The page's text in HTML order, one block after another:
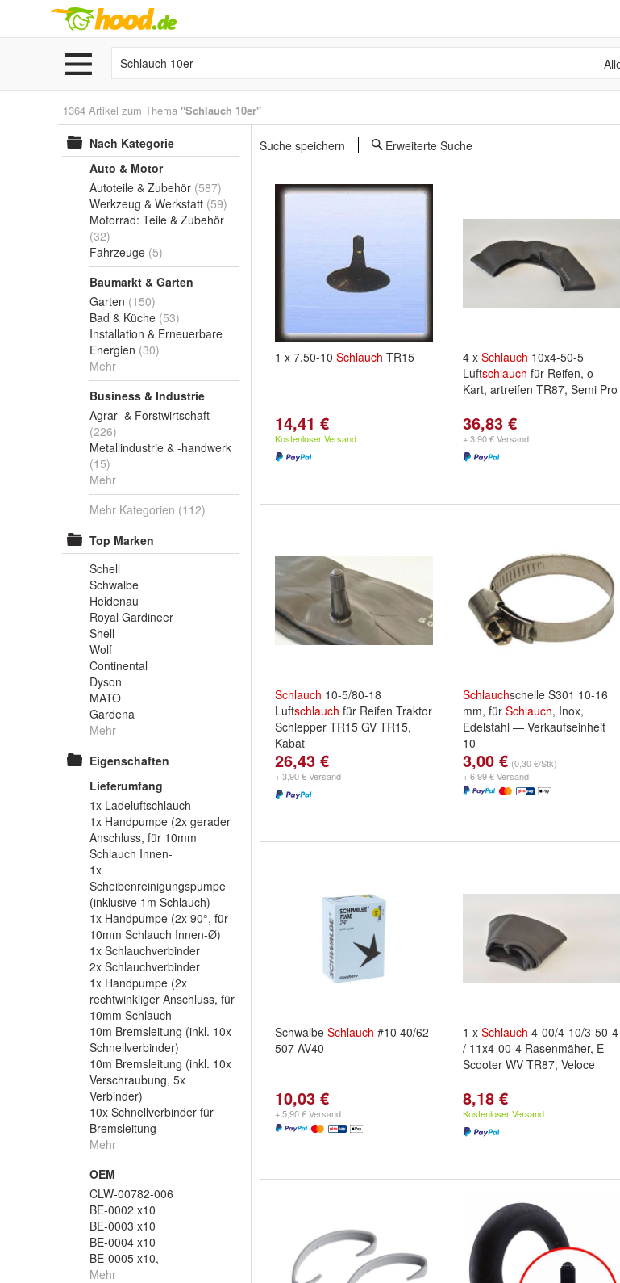
1364 Artikel zum Thema "Schlauch 10er"
Nach Kategorie
Auto & Motor
Autoteile & Zubehör (587)
Werkzeug & Werkstatt (59)
Motorrad: Teile & Zubehör
(32)
Fahrzeuge (5)
Baumarkt & Garten
Garten (150)
Bad & Küche (53)
Installation & Erneuerbare
Energien (30)
Mehr
Business & Industrie
Agrar- & Forstwirtschaft
(226)
Metallindustrie & -handwerk
(15)
Mehr
Mehr Kategorien (112)
Top Marken
Schell
Schwalbe
Heidenau
Royal Gardineer
Shell
Wolf
Continental
Dyson
MATO
Gardena
Mehr
Eigenschaften
Lieferumfang
1x Ladeluftschlauch
1x Handpumpe (2x gerader
Anschluss, für 10mm
Schlauch Innen-
1x
Scheibenreinigungspumpe
(inklusive 1m Schlauch)
1x Handpumpe (2x 90°, für
10mm Schlauch Innen-Ø)
1x Schlauchverbinder
2x Schlauchverbinder
1x Handpumpe (2x
rechtwinkliger Anschluss, für
10mm Schlauch
10m Bremsleitung (inkl. 10x
Schnellverbinder)
10m Bremsleitung (inkl. 10x
Verschraubung, 5x
Verbinder)
10x Schnellverbinder für
Bremsleitung
Mehr
OEM
CLW-00782-006
BE-0002 x10
BE-0003 x10
BE-0004 x10
BE-0005 x10,
Mehr
Suche speichern Erweiterte Suche
1 x 7.50-10 Schlauch TR15
14,41 €
Kostenloser Versand
4 x Schlauch 10x4-50-5
Luftschlauch für Reifen, o-
Kart, artreifen TR87, Semi Pro
36,83 €
+ 3,90 € Versand
Schlauch 10-5/80-18
Luftschlauch für Reifen Traktor
Schlepper TR15 GV TR15,
Kabat
26,43 €
+ 3,90 € Versand
Schlauchschelle S301 10-16
mm, für Schlauch, Inox,
Edelstahl — Verkaufseinheit
10
3,00 € (0,30 €/Stk)
+ 6,99 € Versand
Schwalbe Schlauch #10 40/62-
507 AV40
10,03 €
+ 5,90 € Versand
1 x Schlauch 4-00/4-10/3-50-4
/ 11x4-00-4 Rasenmäher, E-
Scooter WV TR87, Veloce
8,18 €
Kostenloser Versand